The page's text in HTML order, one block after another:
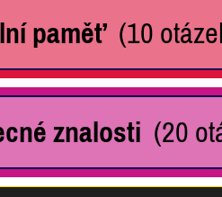
paměť(10
znalosti (20